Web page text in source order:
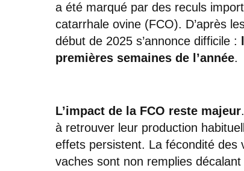
a été marqué par des reculs
catarrhale ovine (FCO). D’après
début de 2025 s’annonce difficile :
premières semaines de l’année.
L’impact de la FCO reste majeur
à retrouver leur production
effets persistent. La fécondité des
vaches sont non remplies